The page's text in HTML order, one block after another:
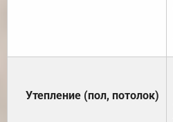
Утепление (пол, потолок)